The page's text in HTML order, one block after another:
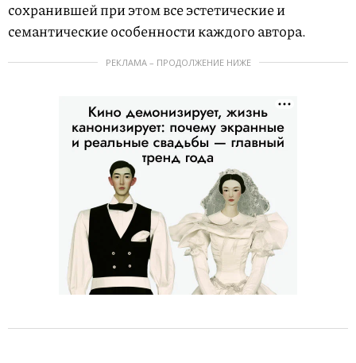
сохранившей при этом все эстетические и
семантические особенности каждого автора.
РЕКЛАМА – ПРОДОЛЖЕНИЕ НИЖЕ